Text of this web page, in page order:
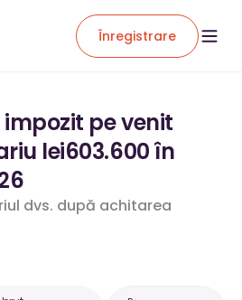
Înregistrare
pe venit
lei603.600 în
dvs. după achitarea